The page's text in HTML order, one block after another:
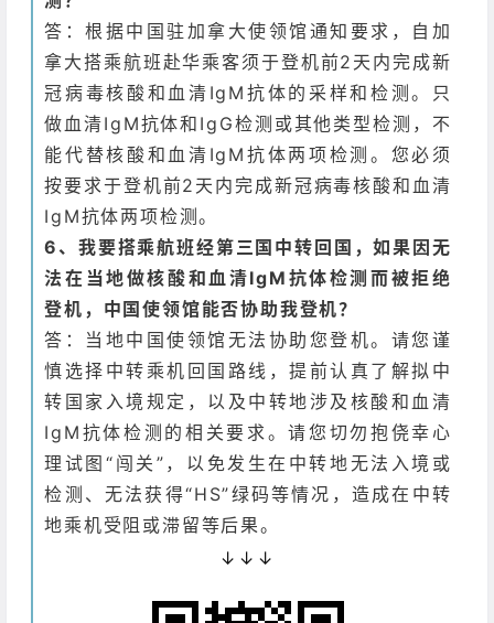
答：根据中国驻加拿大使领馆通知要求，自加
拿大搭乘航班赴华乘客须于登机前2天内完成新
冠病毒核酸和血清IgM抗体的采样和检测。只
做血清IgM抗体和IgG检测或其他类型检测，不
能代替核酸和血清IgM抗体两项检测。您必须
按要求于登机前2天内完成新冠病毒核酸和血清
IgM抗体两项检测。
6、我要搭乘航班经第三国中转回国，如果因无
法在当地做核酸和血清IgM抗体检测而被拒绝
登机，中国使领馆能否协助我登机？
答：当地中国使领馆无法协助您登机。请您谨
慎选择中转乘机回国路线，提前认真了解拟中
转国家入境规定，以及中转地涉及核酸和血清
IgM抗体检测的相关要求。请您切勿抱侥幸心
理试图“闯关”，以免发生在中转地无法入境或
检测、无法获得“HS”绿码等情况，造成在中转
地乘机受阻或滞留等后果。
↓↓↓